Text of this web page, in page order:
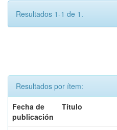
Resultados 1-1 de 1.
Resultados por ítem:
Fecha de
publicación
Título